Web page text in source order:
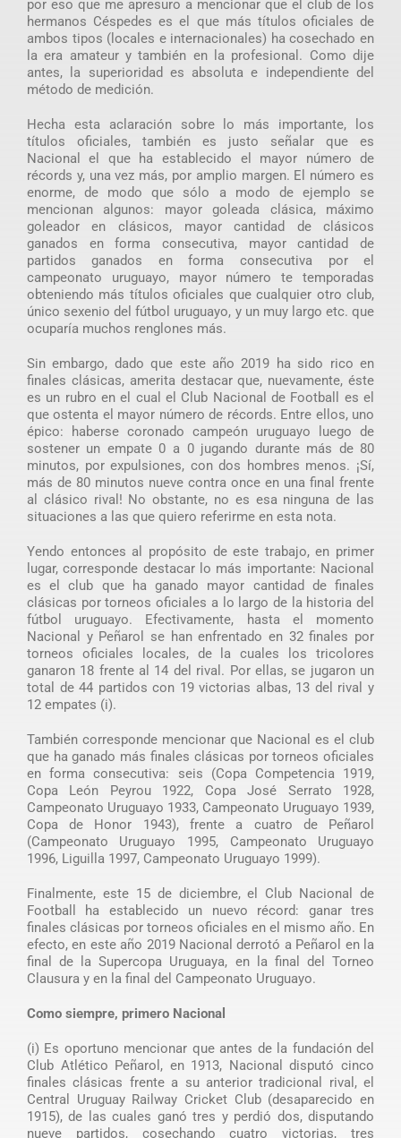
por eso que me apresuro a mencionar que el club de los
hermanos Céspedes es el que más títulos oficiales de
ambos tipos (locales e internacionales) ha cosechado en
la era amateur y también en la profesional. Como dije
antes, la superioridad es absoluta e independiente del
método de medición.
Hecha esta aclaración sobre lo más importante, los
títulos oficiales, también es justo señalar que es
Nacional el que ha establecido el mayor número de
récords y, una vez más, por amplio margen. El número es
enorme, de modo que sólo a modo de ejemplo se
mencionan algunos: mayor goleada clásica, máximo
goleador en clásicos, mayor cantidad de clásicos
ganados en forma consecutiva, mayor cantidad de
partidos ganados en forma consecutiva por el
campeonato uruguayo, mayor número te temporadas
obteniendo más títulos oficiales que cualquier otro club,
único sexenio del fútbol uruguayo, y un muy largo etc. que
ocuparía muchos renglones más.
Sin embargo, dado que este año 2019 ha sido rico en
finales clásicas, amerita destacar que, nuevamente, éste
es un rubro en el cual el Club Nacional de Football es el
que ostenta el mayor número de récords. Entre ellos, uno
épico: haberse coronado campeón uruguayo luego de
sostener un empate 0 a 0 jugando durante más de 80
minutos, por expulsiones, con dos hombres menos. ¡Sí,
más de 80 minutos nueve contra once en una final frente
al clásico rival! No obstante, no es esa ninguna de las
situaciones a las que quiero referirme en esta nota.
Yendo entonces al propósito de este trabajo, en primer
lugar, corresponde destacar lo más importante: Nacional
es el club que ha ganado mayor cantidad de finales
clásicas por torneos oficiales a lo largo de la historia del
fútbol uruguayo. Efectivamente, hasta el momento
Nacional y Peñarol se han enfrentado en 32 finales por
torneos oficiales locales, de la cuales los tricolores
ganaron 18 frente al 14 del rival. Por ellas, se jugaron un
total de 44 partidos con 19 victorias albas, 13 del rival y
12 empates (i).
También corresponde mencionar que Nacional es el club
que ha ganado más finales clásicas por torneos oficiales
en forma consecutiva: seis (Copa Competencia 1919,
Copa León Peyrou 1922, Copa José Serrato 1928,
Campeonato Uruguayo 1933, Campeonato Uruguayo 1939,
Copa de Honor 1943), frente a cuatro de Peñarol
(Campeonato Uruguayo 1995, Campeonato Uruguayo
1996, Liguilla 1997, Campeonato Uruguayo 1999).
Finalmente, este 15 de diciembre, el Club Nacional de
Football ha establecido un nuevo récord: ganar tres
finales clásicas por torneos oficiales en el mismo año. En
efecto, en este año 2019 Nacional derrotó a Peñarol en la
final de la Supercopa Uruguaya, en la final del Torneo
Clausura y en la final del Campeonato Uruguayo.
Como siempre, primero Nacional
(i) Es oportuno mencionar que antes de la fundación del
Club Atlético Peñarol, en 1913, Nacional disputó cinco
finales clásicas frente a su anterior tradicional rival, el
Central Uruguay Railway Cricket Club (desaparecido en
1915), de las cuales ganó tres y perdió dos, disputando
nueve partidos, cosechando cuatro victorias, tres